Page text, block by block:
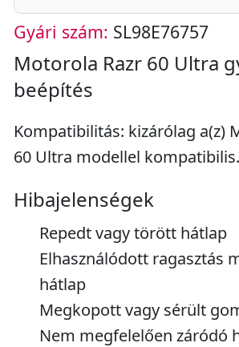
Gyári szám: SL98E76757
Motorola Razr 60 Ultra
beépítés
Kompatibilitás: kizárólag a(z)
60 Ultra modellel kompatibilis.
Hibajelenségek
Repedt vagy törött hátlap
Elhasználódott ragasztás
hátlap
Megkopott vagy sérült
Nem megfelelően záródó